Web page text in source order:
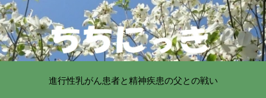
進行性乳がん患者と精神疾患の父との戦い